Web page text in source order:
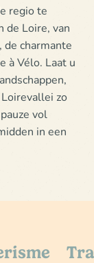
regio te
de Loire, van
de charmante
à Vélo. Laat u
zo
pauze vol
in een